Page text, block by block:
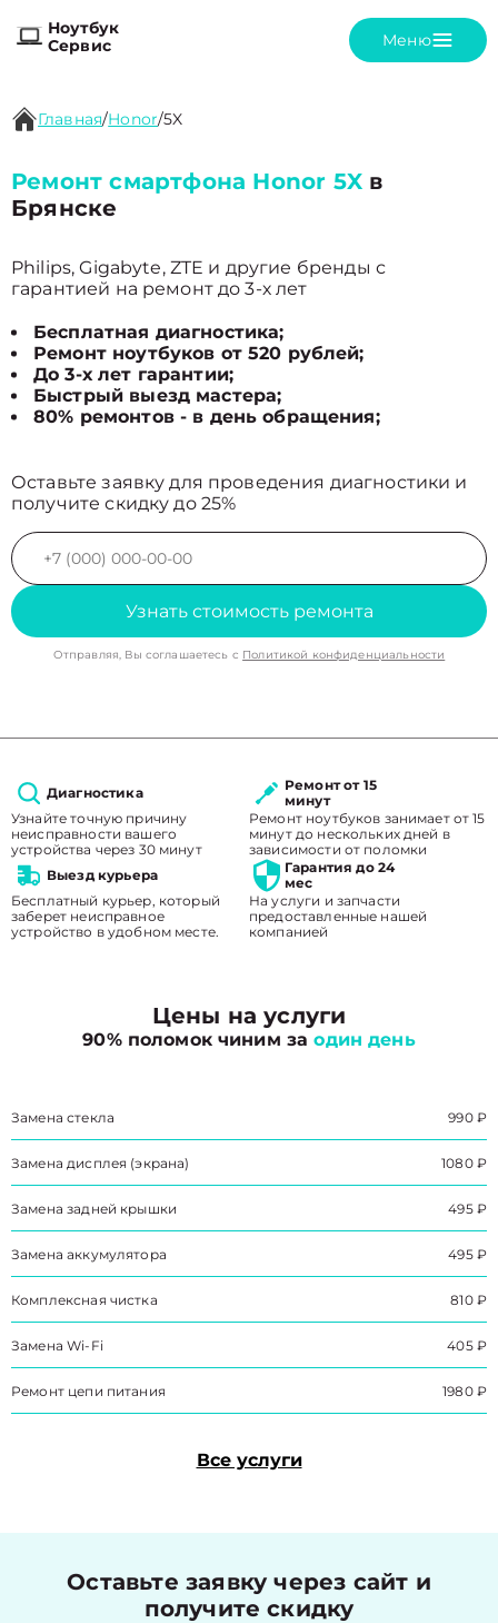
Ноутбук
Сервис
Меню
Главная/Honor/5X
Ремонт смартфона Honor 5X в
Брянске
Philips, Gigabyte, ZTE и другие бренды с
гарантией на ремонт до 3-х лет
Бесплатная диагностика;
Ремонт ноутбуков от 520 рублей;
До 3-х лет гарантии;
Быстрый выезд мастера;
80% ремонтов - в день обращения;
Оставьте заявку для проведения диагностики и
получите скидку до 25%
Узнать стоимость ремонта
Отправляя, Вы соглашаетесь с Политикой конфиденциальности
Диагностика
Узнайте точную причину
неисправности вашего
устройства через 30 минут
Ремонт от 15
минут
Ремонт ноутбуков занимает от 15
минут до нескольких дней в
зависимости от поломки
Выезд курьера
Бесплатный курьер, который
заберет неисправное
устройство в удобном месте.
Гарантия до 24
мес
На услуги и запчасти
предоставленные нашей
компанией
Цены на услуги
90% поломок чиним заодин день
Замена стекла 990 ₽
Замена дисплея (экрана) 1080 ₽
Замена задней крышки 495 ₽
Замена аккумулятора 495 ₽
Комплексная чистка 810 ₽
Замена Wi-Fi 405 ₽
Ремонт цепи питания 1980 ₽
Все услуги
Оставьте заявку через сайт и
получите скидку